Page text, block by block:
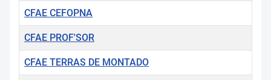
CFAE CEFOPNA
CFAE PROF'SOR
CFAE TERRAS DE MONTADO